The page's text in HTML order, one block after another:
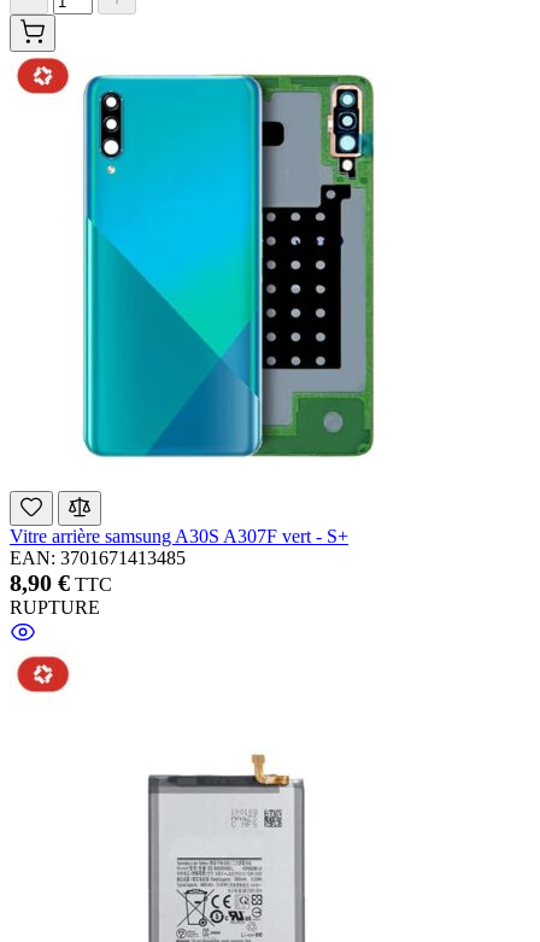
Vitre arrière samsung A30S A307F vert - S+
EAN: 3701671413485
8,90 € TTC
RUPTURE